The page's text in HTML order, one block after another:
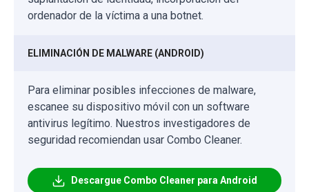
ordenador de la víctima a una botnet.
ELIMINACIÓN DE MALWARE (ANDROID)
Para eliminar posibles infecciones de malware,
escanee su dispositivo móvil con un software
antivirus legítimo. Nuestros investigadores de
seguridad recomiendan usar Combo Cleaner.
Descargue Combo Cleaner para Android